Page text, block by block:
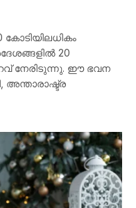
20
നേരിടുന്നു. ഈ ഭവന
അന്താരാഷ്ട്ര